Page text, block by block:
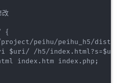
改
{
peihu/peihu_h5/dist/
$uri/ /h5/
index.htm index.php;